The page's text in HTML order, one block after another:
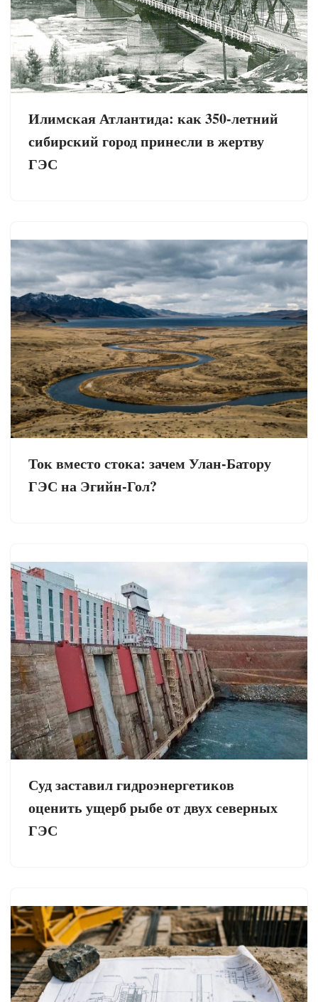
Илимская Атлантида: как 350-летний
сибирский город принесли в жертву
ГЭС
Ток вместо стока: зачем Улан-Батору
ГЭС на Эгийн-Гол?
Суд заставил гидроэнергетиков
оценить ущерб рыбе от двух северных
ГЭС